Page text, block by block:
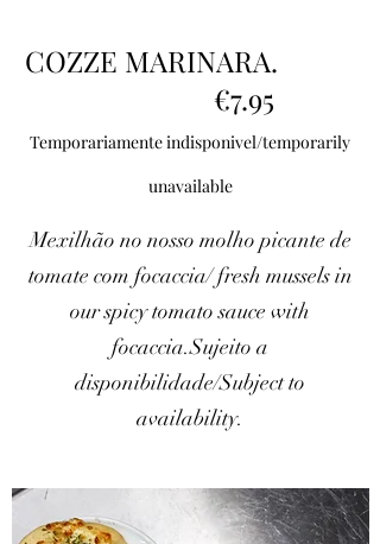
COZZE MARINARA.
€7.95
Temporariamente indisponivel/temporarily
unavailable
Mexilhão no nosso molho picante de
tomate com focaccia/ fresh mussels in
our spicy tomato sauce with
focaccia.Sujeito a
disponibilidade/Subject to
availability.